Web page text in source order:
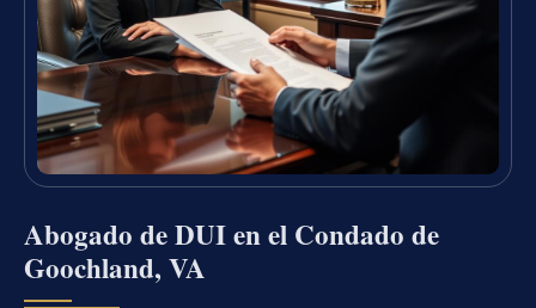
Abogado de DUI en el Condado de
Goochland, VA